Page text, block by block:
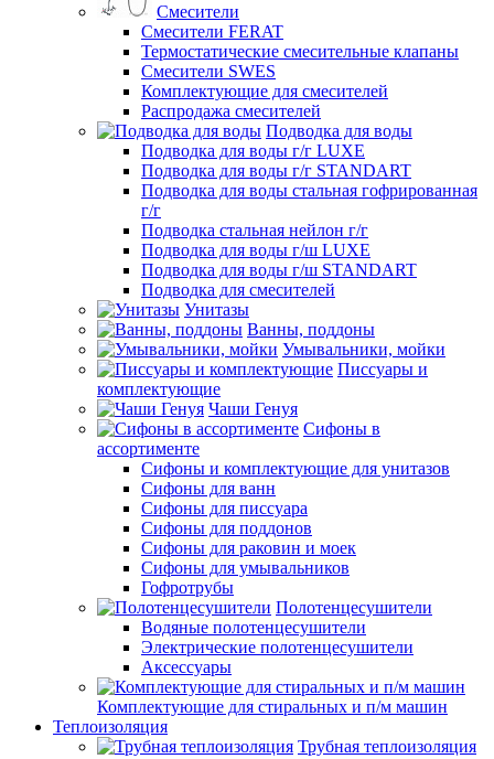
Смесители
Смесители FERAT
Термостатические смесительные клапаны
Смесители SWES
Комплектующие для смесителей
Распродажа смесителей
Подводка для воды
Подводка для воды г/г LUXE
Подводка для воды г/г STANDART
Подводка для воды стальная гофрированная
г/г
Подводка стальная нейлон г/г
Подводка для воды г/ш LUXE
Подводка для воды г/ш STANDART
Подводка для смесителей
Унитазы
Ванны, поддоны
Умывальники, мойки
Писсуары и
комплектующие
Чаши Генуя
Сифоны в
ассортименте
Сифоны и комплектующие для унитазов
Сифоны для ванн
Сифоны для писсуара
Сифоны для поддонов
Сифоны для раковин и моек
Сифоны для умывальников
Гофротрубы
Полотенцесушители
Водяные полотенцесушители
Электрические полотенцесушители
Аксессуары
Комплектующие для стиральных и п/м машин
Теплоизоляция
Трубная теплоизоляция